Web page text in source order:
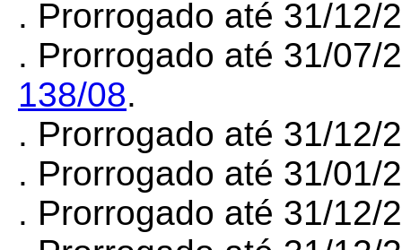
. Prorrogado até 31/
. Prorrogado até 31/07/
138/08.
. Prorrogado até 31/
. Prorrogado até 31/
. Prorrogado até 31/12/